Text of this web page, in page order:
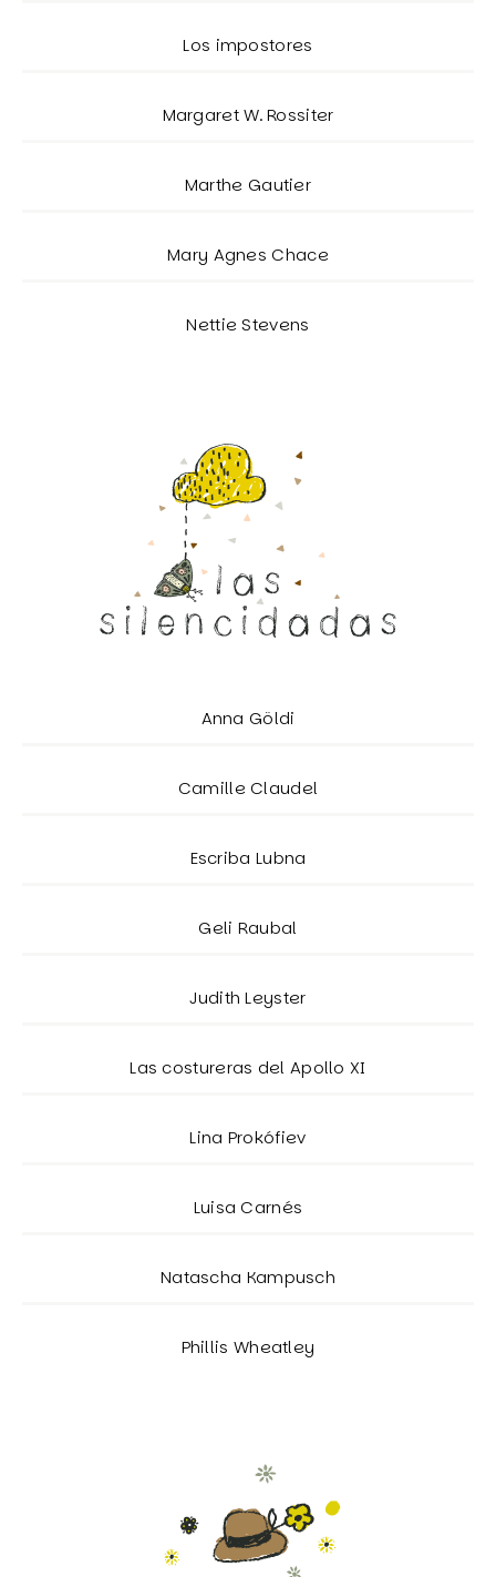
Los impostores
Margaret W. Rossiter
Marthe Gautier
Mary Agnes Chace
Nettie Stevens
Anna Göldi
Camille Claudel
Escriba Lubna
Geli Raubal
Judith Leyster
Las costureras del Apollo XI
Lina Prokófiev
Luisa Carnés
Natascha Kampusch
Phillis Wheatley